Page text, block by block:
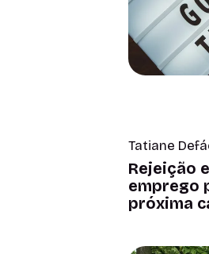
Tatiane
Rejeição
emprego
próxima